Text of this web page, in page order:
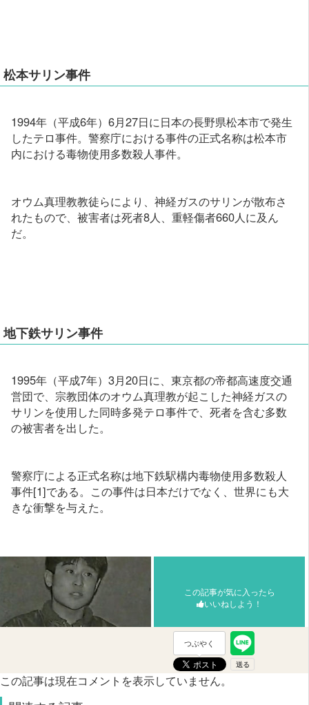
松本サリン事件
1994年（平成6年）6月27日に日本の長野県松本市で発生
したテロ事件。警察庁における事件の正式名称は松本市
内における毒物使用多数殺人事件。
オウム真理教教徒らにより、神経ガスのサリンが散布さ
れたもので、被害者は死者8人、重軽傷者660人に及ん
だ。
地下鉄サリン事件
1995年（平成7年）3月20日に、東京都の帝都高速度交通
営団で、宗教団体のオウム真理教が起こした神経ガスの
サリンを使用した同時多発テロ事件で、死者を含む多数
の被害者を出した。
警察庁による正式名称は地下鉄駅構内毒物使用多数殺人
事件[1]である。この事件は日本だけでなく、世界にも大
きな衝撃を与えた。
この記事が気に入ったら
いいねしよう！
つぶやく
この記事は現在コメントを表示していません。